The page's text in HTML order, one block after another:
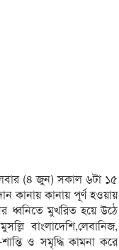
(৪ জুন) সকাল ৬টা ১৫
কানায় কানায় পূর্ণ হওয়ায়
ধ্বনিতে মুখরিত হয়ে উঠে
বাংলাদেশি,লেবানিজ,
ও সমৃদ্ধি কামনা করে